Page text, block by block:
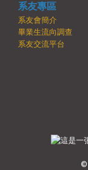
系友專區
系友會簡介
畢業生流向調查
系友交流平台
©